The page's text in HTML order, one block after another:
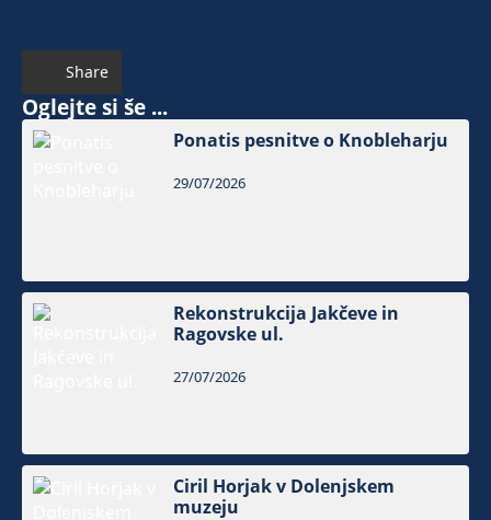
Share
Oglejte si še ...
Ponatis pesnitve o Knobleharju
29/07/2026
Rekonstrukcija Jakčeve in
Ragovske ul.
27/07/2026
Ciril Horjak v Dolenjskem
muzeju